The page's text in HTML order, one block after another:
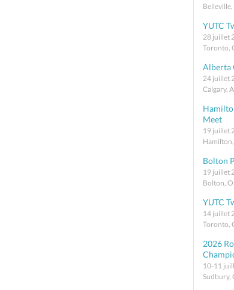
YUTC
28 juillet
Toronto,
Alberta
24 juillet
Calgary,
Meet
19 juillet
Bolton
19 juillet
Bolton,
YUTC
14 juillet
Toronto,
2026
10-11
Sudbury,